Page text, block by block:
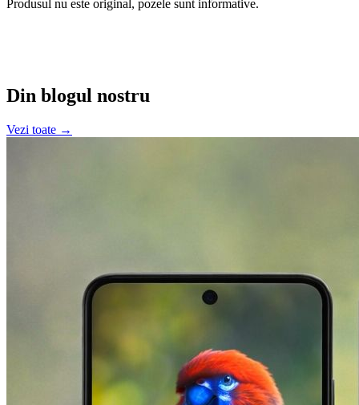
Produsul nu este original, pozele sunt informative.
Din blogul nostru
Vezi toate →